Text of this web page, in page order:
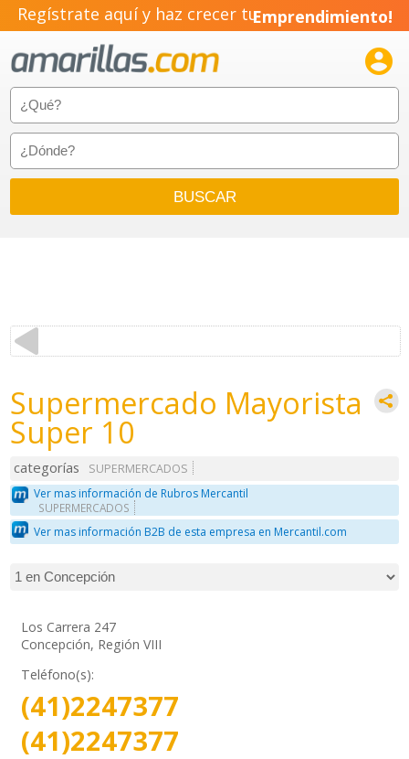
Regístrate aquí y haz crecer tuEmprendimiento!

Supermercado Mayorista
Super 10
categorías
SUPERMERCADOS
Ver mas información de Rubros Mercantil
SUPERMERCADOS
Ver mas información B2B de esta empresa en Mercantil.com
Los Carrera 247
Concepción, Región VIII
Teléfono(s):
(41)2247377
(41)2247377